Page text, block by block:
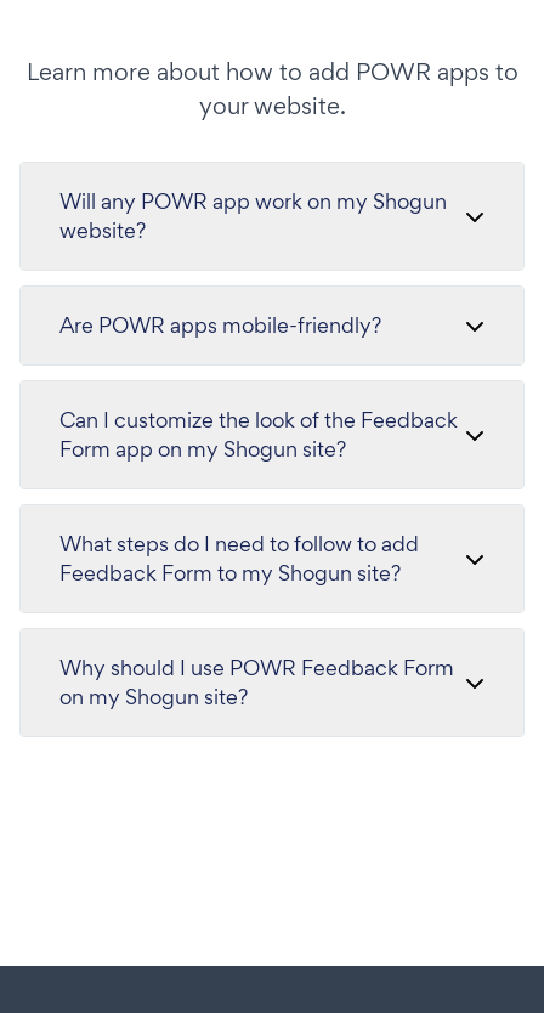
Learn more about how to add POWR apps to
your website.
Will any POWR app work on my Shogun
website?
Are POWR apps mobile-friendly?
Can I customize the look of the Feedback
Form app on my Shogun site?
What steps do I need to follow to add
Feedback Form to my Shogun site?
Why should I use POWR Feedback Form
on my Shogun site?